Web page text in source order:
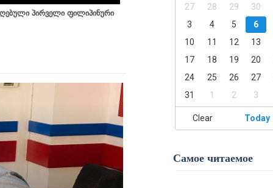
პირველი ფილიპინური
27
28 29 30
3
4 5 6
10
11 12 13
17
18 19 20
24
25 26 27
31
1 2 3
Clear Today
Самое читаемое